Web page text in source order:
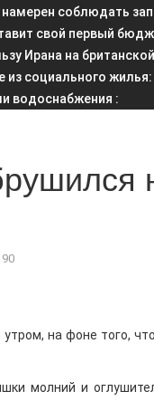
соблюдать
свой первый
Ирана на
из социального жилья:
водоснабжения :
на фоне того,
молний и